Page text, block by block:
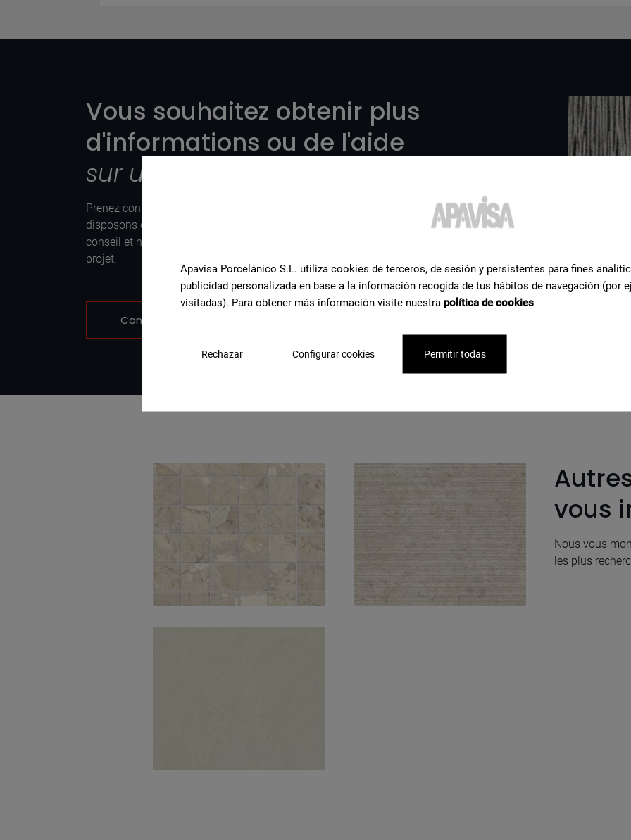
Vous souhaitez obtenir plus
d'informations ou de l'aide
sur un produit?
Prenez contact avec l’équipe de spécialistes céramiques dont nous
disposons chez Apavisa Porcelánico. Nous vous apportons notre
conseil et notre aide pour ce dont vous avez besoin pour réaliser votre
projet.
Contactez-nous
Ashen Beige Nat
vous
Nous vous
les plus
Apavisa Porcelánico S.L. utiliza cookies de terceros, de sesión y persistentes para fines
publicidad personalizada en base a la información recogida de tus hábitos de navegación (por
visitadas). Para obtener más información visite nuestra política de cookies
Rechazar Configurar cookies Permitir todas